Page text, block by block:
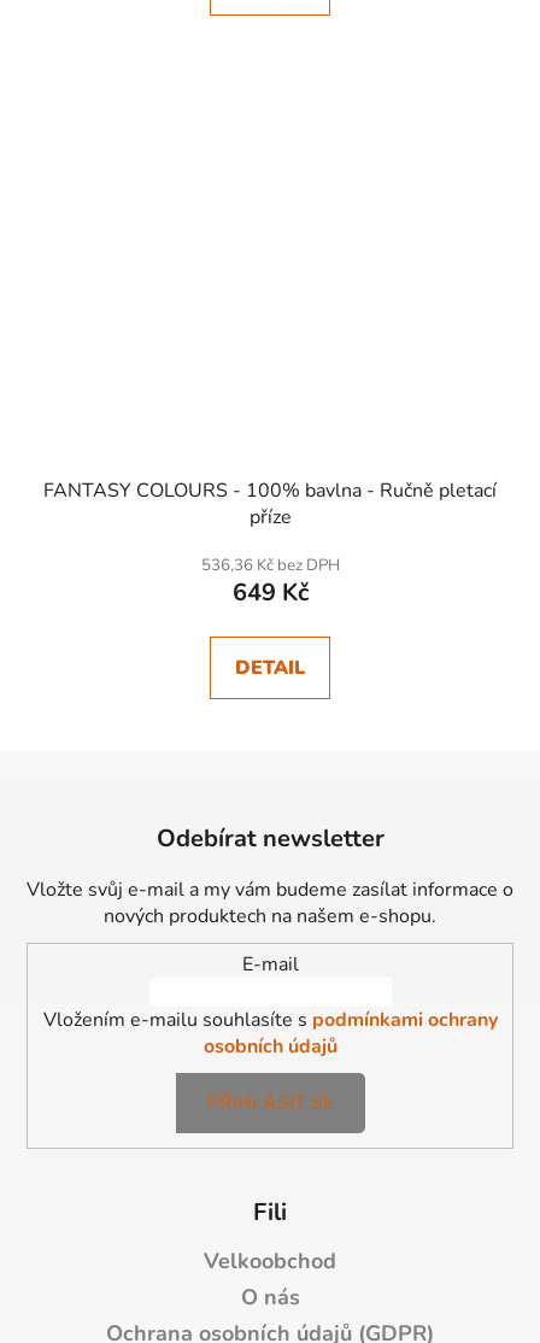
FANTASY COLOURS - 100% bavlna - Ručně pletací
příze
536,36 Kč bez DPH
649 Kč
DETAIL
Odebírat newsletter
Vložte svůj e-mail a my vám budeme zasílat informace o
nových produktech na našem e-shopu.
E-mail
Vložením e-mailu souhlasíte s podmínkami ochrany
osobních údajů
PŘIHLÁSIT SE
Fili
Velkoobchod
O nás
Ochrana osobních údajů (GDPR)